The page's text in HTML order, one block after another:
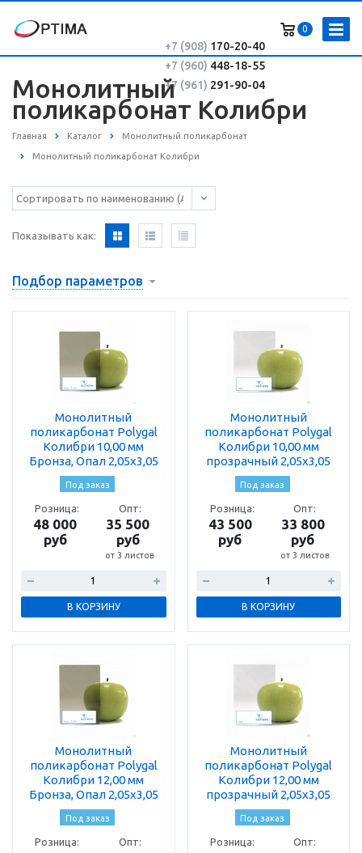
0
+7 (908) 170-20-40
+7 (960) 448-18-55
+7 (961) 291-90-04
Монолитный
поликарбонат Колибри
Главная Каталог Монолитный поликарбонат
Монолитный поликарбонат Колибри
Показывать как:
Подбор параметров
Монолитный
поликарбонат Polygal
Колибри 10,00 мм
Бронза, Опал 2,05х3,05
Под заказ
Розница:
48 000
руб
Опт:
35 500
руб
от 3 листов
В КОРЗИНУ
Монолитный
поликарбонат Polygal
Колибри 10,00 мм
прозрачный 2,05х3,05
Под заказ
Розница:
43 500
руб
Опт:
33 800
руб
от 3 листов
В КОРЗИНУ
Монолитный
поликарбонат Polygal
Колибри 12,00 мм
Бронза, Опал 2,05х3,05
Под заказ
Розница: Опт:
Монолитный
поликарбонат Polygal
Колибри 12,00 мм
прозрачный 2,05х3,05
Под заказ
Розница: Опт: